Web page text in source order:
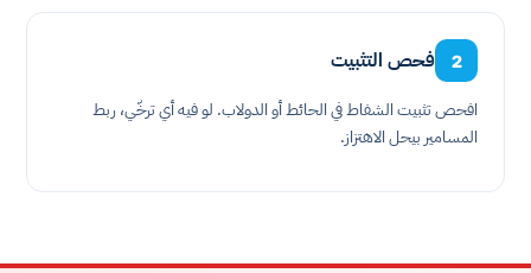
2 فحص التثبيت
افحص تثبيت الشفاط في الحائط أو الدولاب. لو فيه أي ترخّي، ربط
المسامير بيحل الاهتزاز.